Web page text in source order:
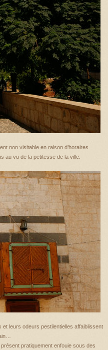
non visitable en raison d’horaires
au vu de la petitesse de la ville.
et leurs odeurs pestilentielles affaiblissent
pratiquement enfouie sous des